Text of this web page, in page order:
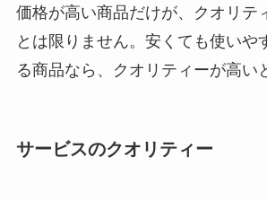
価格が高い商品だけが、クオリテ
とは限りません。安くても使いや
る商品なら、クオリティーが高い
サービスのクオリティー